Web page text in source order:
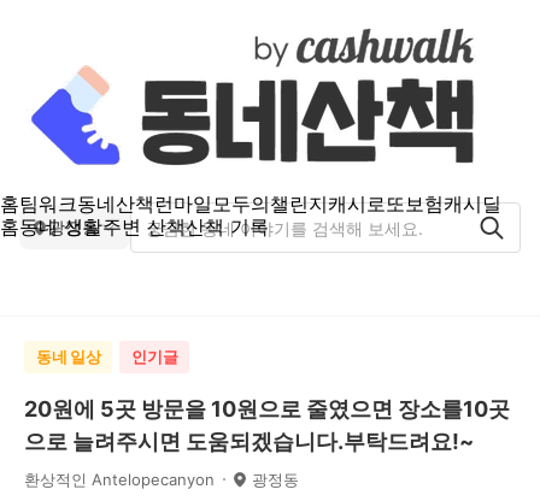
홈팀워크동네산책런마일모두의챌린지캐시로또보험캐시딜
홈동네 생활주변 산책산책 기록
광정동
동네 일상 인기글
20원에 5곳 방문을 10원으로 줄였으면 장소를10곳
으로 늘려주시면 도움되겠습니다.부탁드려요!~
환상적인 Antelopecanyon 광정동